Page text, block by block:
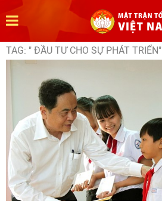
TAG: " ĐẦU TƯ CHO SỰ PHÁT TRIỂN"